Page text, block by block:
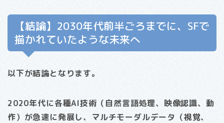
【結論】2030年代前半ごろまでに、SFで
描かれていたような未来へ
以下が結論となります。
2020年代に各種AI技術（自然言語処理、映像認識、動
作）が急速に発展し、マルチモーダルデータ（視覚、